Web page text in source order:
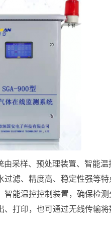
采样、预处理装置、智能
滤、精度高、稳定性强等
能温控控制装置，确保检
打印，也可通过无线传输